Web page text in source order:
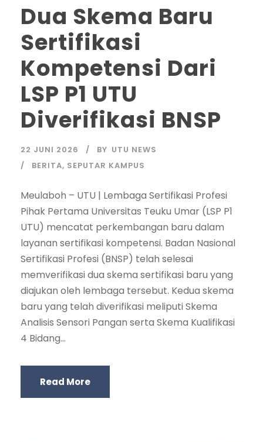
Dua Skema Baru
Sertifikasi
Kompetensi Dari
LSP P1 UTU
Diverifikasi BNSP
22 JUNI 2026 BY UTU NEWS
BERITA, SEPUTAR KAMPUS
Meulaboh – UTU | Lembaga Sertifikasi Profesi
Pihak Pertama Universitas Teuku Umar (LSP P1
UTU) mencatat perkembangan baru dalam
layanan sertifikasi kompetensi. Badan Nasional
Sertifikasi Profesi (BNSP) telah selesai
memverifikasi dua skema sertifikasi baru yang
diajukan oleh lembaga tersebut. Kedua skema
baru yang telah diverifikasi meliputi Skema
Analisis Sensori Pangan serta Skema Kualifikasi
4 Bidang...
Read More